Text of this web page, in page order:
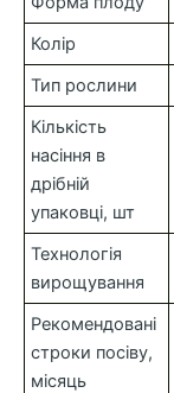
Колір
Тип рослини
Кількість
насіння в
дрібній
упаковці, шт
Технологія
вирощування
Рекомендовані
строки посіву,
місяць